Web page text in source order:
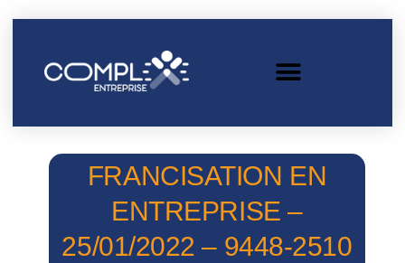
FRANCISATION EN
ENTREPRISE –
25/01/2022 – 9448-2510